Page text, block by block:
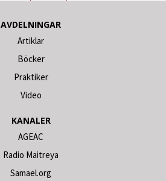
AVDELNINGAR
Artiklar
Böcker
Praktiker
Video
KANALER
AGEAC
Radio Maitreya
Samael.org